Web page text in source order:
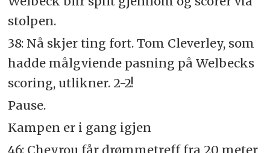
stolpen.
38: Nå skjer ting fort. Tom Cleverley, som
hadde målgviende pasning på Welbecks
scoring, utlikner. 2-2!
Pause.
Kampen er i gang igjen
46: Cheyrou får drømmetreff fra 20 meter,